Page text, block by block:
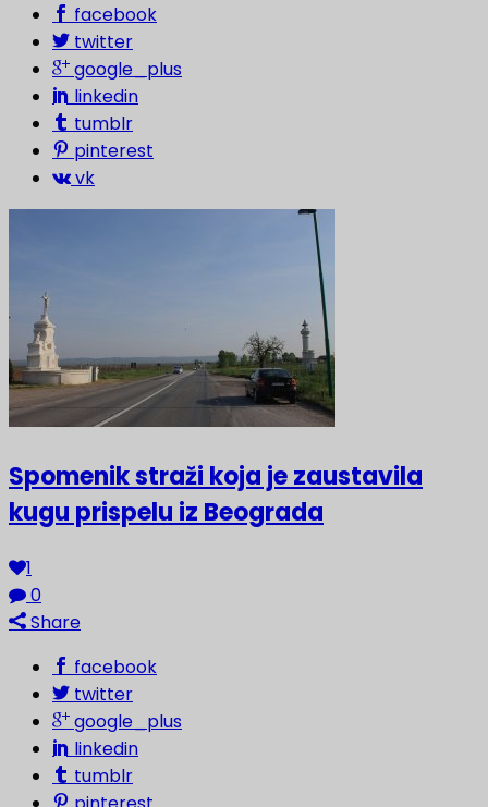
facebook
twitter
google_plus
linkedin
tumblr
pinterest
vk
Spomenik straži koja je zaustavila
kugu prispelu iz Beograda
1
0
Share
facebook
twitter
google_plus
linkedin
tumblr